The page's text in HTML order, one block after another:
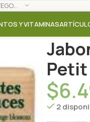
SELECCIONAR CATEGORÍA
Y VITAMINAS
$
2